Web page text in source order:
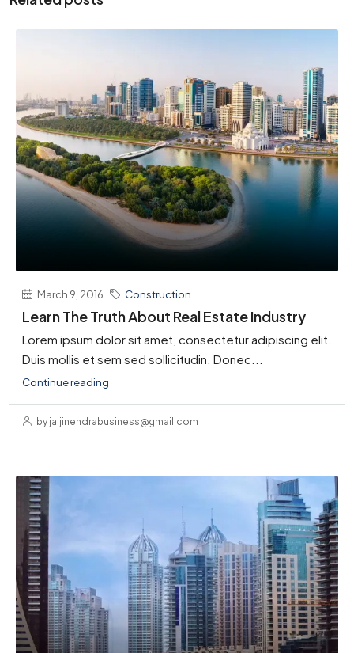
March 9, 2016 Construction
Learn The Truth About Real Estate Industry
Lorem ipsum dolor sit amet, consectetur adipiscing elit.
Duis mollis et sem sed sollicitudin. Donec...
Continue reading
by jaijinendrabusiness@gmail.com